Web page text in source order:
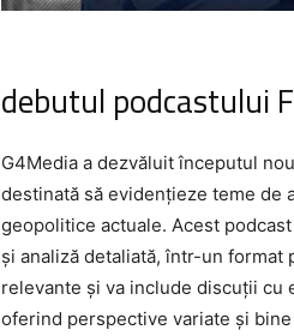
debutul podcastului
G4Media a dezvăluit începutul
destinată să evidențieze teme de
geopolitice actuale. Acest
și analiză detaliată, într-un
relevante și va include discuții
oferind perspective variate și